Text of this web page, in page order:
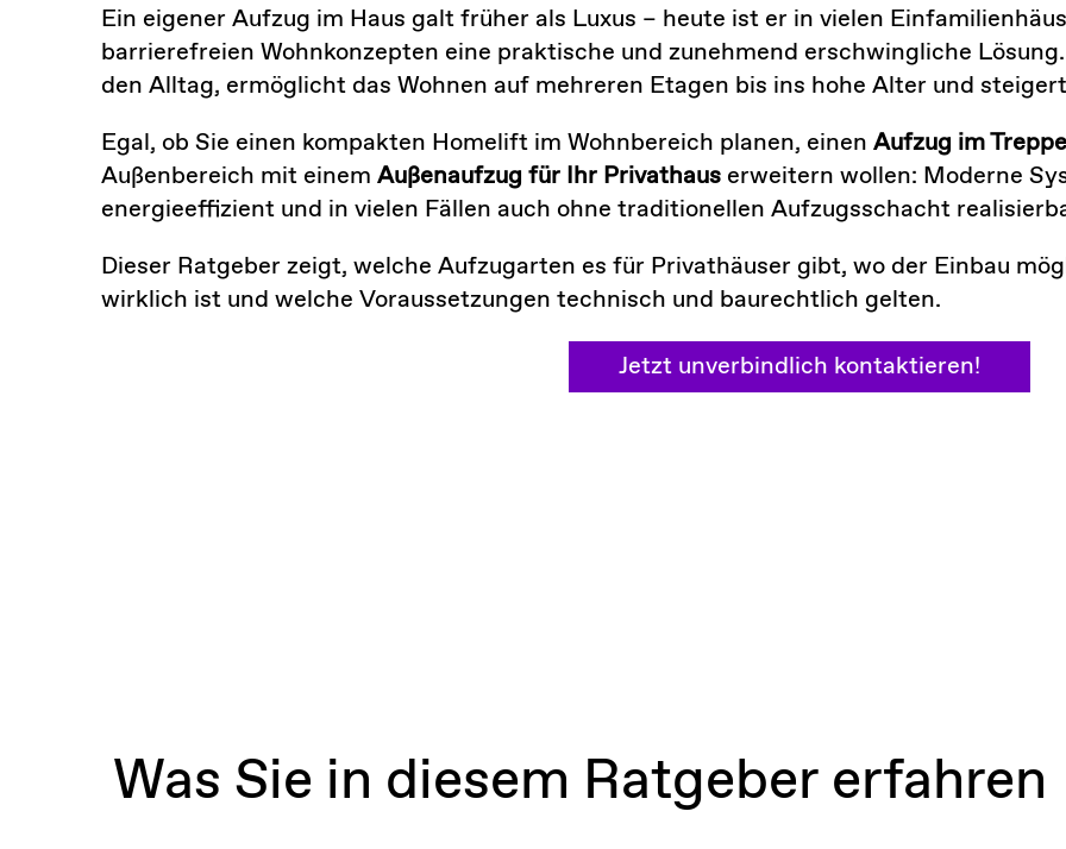
Ein eigener Aufzug im Haus galt früher als Luxus – heute ist er in vielen
barrierefreien Wohnkonzepten eine praktische und zunehmend erschwingliche
den Alltag, ermöglicht das Wohnen auf mehreren Etagen bis ins hohe Alter und
Egal, ob Sie einen kompakten Homelift im Wohnbereich planen, einen Aufzug im
Außenbereich mit einem Außenaufzug für Ihr Privathauserweitern wollen: Moderne
energieeffizient und in vielen Fällen auch ohne traditionellen Aufzugsschacht
Dieser Ratgeber zeigt, welche Aufzugarten es für Privathäuser gibt, wo der Einbau
wirklich ist und welche Voraussetzungen technisch und baurechtlich gelten.
Jetzt unverbindlich kontaktieren!
Was Sie in diesem Ratgeber erfahren